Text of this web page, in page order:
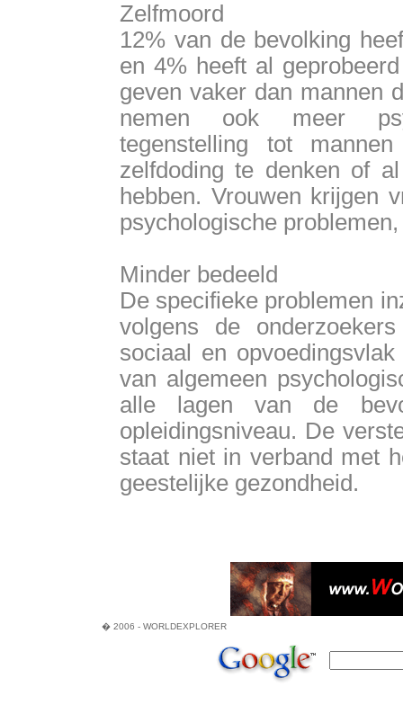
Zelfmoord
12% van de bevolking
en 4% heeft al
geven vaker dan mannen
nemen ook meer
tegenstelling tot
zelfdoding te denken of
hebben. Vrouwen krijgen
psychologische
Minder bedeeld
De specifieke problemen
volgens de
sociaal en
van algemeen
alle lagen van de
opleidingsniveau. De
staat niet in verband met
geestelijke gezondheid.
� 2006 - WORLDEXPLORER